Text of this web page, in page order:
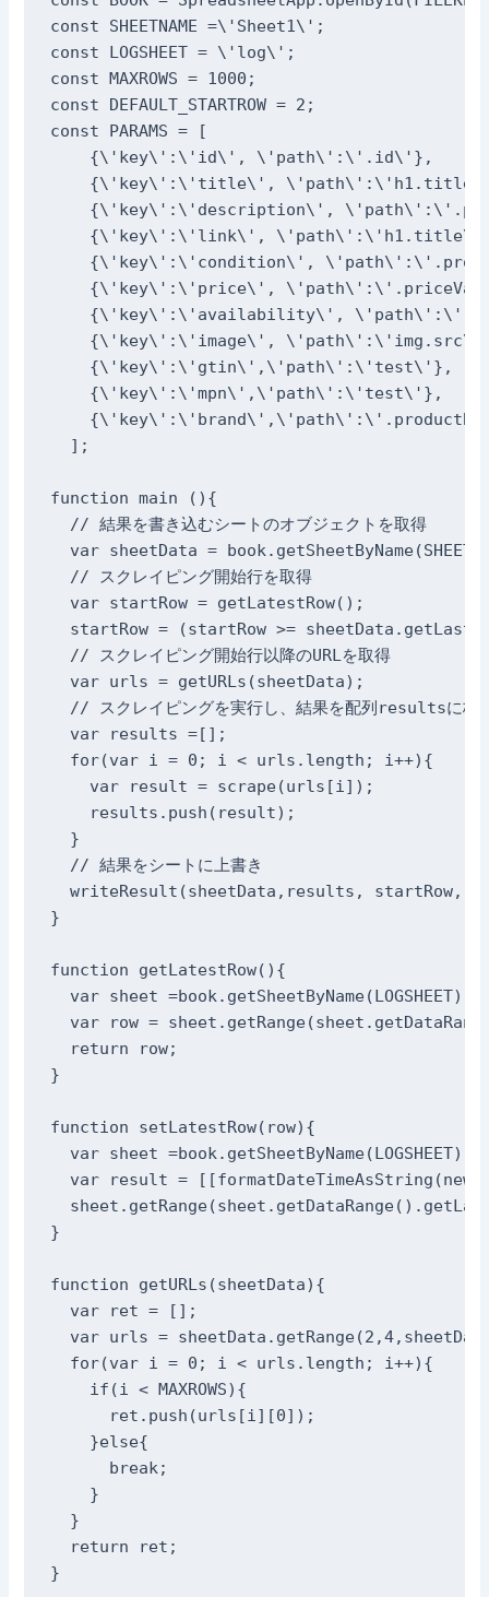
const SHEETNAME =\'Sheet1\';
const LOGSHEET = \'log\';
const MAXROWS = 1000;
const DEFAULT_STARTROW = 2;
const PARAMS = [
    {\'key\':\'id\', \'path\':\'.id\'},
{\'key\':\'title\',
{\'key\':\'description\',
{\'key\':\'link\',
{\'key\':\'condition\',
{\'key\':\'price\',
{\'key\':\'availability\',
{\'key\':\'image\',
    {\'key\':\'gtin\',\'path\':\'test\'},
    {\'key\':\'mpn\',\'path\':\'test\'},
  ];
function main (){
  // 結果を書き込むシートのオブジェクトを取得
var sheetData =
  // スクレイピング開始行を取得
  var startRow = getLatestRow();
startRow = (startRow >=
  // スクレイピング開始行以降のURLを取得
  var urls = getURLs(sheetData);
// スクレイピングを実行し、結果を配列resultsに格
  var results =[];
  for(var i = 0; i < urls.length; i++){
    var result = scrape(urls[i]);
    results.push(result);
  }
  // 結果をシートに上書き
writeResult(sheetData,results, startRow,
}
function getLatestRow(){
  var sheet =book.getSheetByName(LOGSHEET);
var row =
  return row;
}
function setLatestRow(row){
  var sheet =book.getSheetByName(LOGSHEET);
var result = [[formatDateTimeAsString(new
}
function getURLs(sheetData){
  var ret = [];
var urls =
  for(var i = 0; i < urls.length; i++){
    if(i < MAXROWS){
      ret.push(urls[i][0]);
    }else{
      break;
    }
  }
  return ret;
}